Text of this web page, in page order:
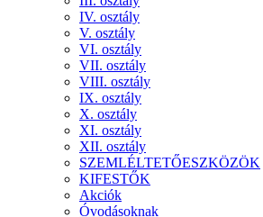
IV. osztály
V. osztály
VI. osztály
VII. osztály
VIII. osztály
IX. osztály
X. osztály
XI. osztály
XII. osztály
SZEMLÉLTETŐESZKÖZÖK
KIFESTŐK
Akciók
Óvodásoknak